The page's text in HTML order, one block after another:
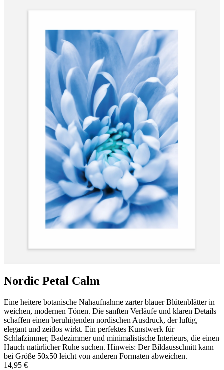
Nordic Petal Calm
Eine heitere botanische Nahaufnahme zarter blauer Blütenblätter in
weichen, modernen Tönen. Die sanften Verläufe und klaren Details
schaffen einen beruhigenden nordischen Ausdruck, der luftig,
elegant und zeitlos wirkt. Ein perfektes Kunstwerk für
Schlafzimmer, Badezimmer und minimalistische Interieurs, die einen
Hauch natürlicher Ruhe suchen. Hinweis: Der Bildausschnitt kann
bei Größe 50x50 leicht von anderen Formaten abweichen.
14,95 €